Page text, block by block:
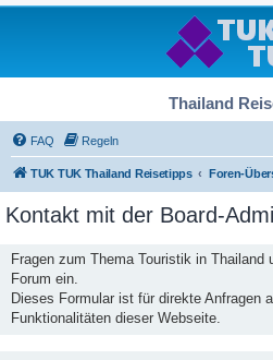
Thailand
FAQ Regeln
TUK TUK Thailand Reisetipps Foren-
Kontakt mit der Board-
Fragen zum Thema Touristik in
Forum ein.
Dieses Formular ist für direkte Anfragen
Funktionalitäten dieser Webseite.